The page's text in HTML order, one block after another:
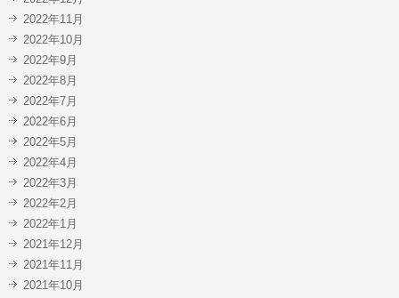
2022年11月
2022年10月
2022年9月
2022年8月
2022年7月
2022年6月
2022年5月
2022年4月
2022年3月
2022年2月
2022年1月
2021年12月
2021年11月
2021年10月